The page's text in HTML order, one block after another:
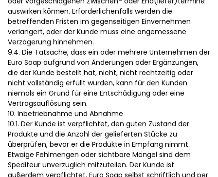
auswirken können. Erforderlichenfalls werden die
betreffenden Fristen im gegenseitigen Einvernehmen
verlängert, oder der Kunde muss eine angemessene
Verzögerung hinnehmen.
9.4. Die Tatsache, dass ein oder mehrere Unternehmen der
Euro Soap aufgrund von Änderungen oder Ergänzungen,
die der Kunde bestellt hat, nicht, nicht rechtzeitig oder
nicht vollständig erfüllt wurden, kann für den Kunden
niemals ein Grund für eine Entschädigung oder eine
Vertragsauflösung sein.
10. Inbetriebnahme und Abnahme
10.1. Der Kunde ist verpflichtet, den guten Zustand der
Produkte und die Anzahl der gelieferten Stücke zu
überprüfen, bevor er die Produkte in Empfang nimmt.
Etwaige Fehlmengen oder sichtbare Mängel sind dem
Spediteur unverzüglich mitzuteilen. Der Kunde ist